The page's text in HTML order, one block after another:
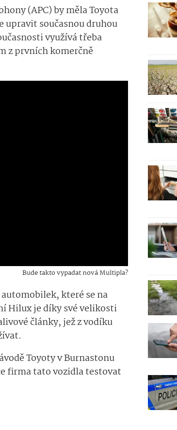
(APC) by měla Toyota
upravit současnou druhou
využívá třeba
z prvních komerčně
Bude takto vypadat nová Multipla?
které se na
Hilux je díky své velikosti
články, jež z vodíku
Toyoty v Burnastonu
firma tato vozidla testovat